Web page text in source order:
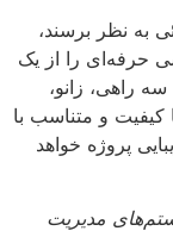
به نظر برسند،
حرفه‌ای را از یک
راهی، زانو،
کیفیت و متناسب با
پروژه خواهد
مدیریت